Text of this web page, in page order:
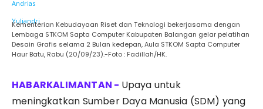
Kementerian Kebudayaan Riset dan Teknologi bekerjasama dengan
Lembaga STKOM Sapta Computer Kabupaten Balangan gelar pelatihan
Desain Grafis selama 2 Bulan kedepan, Aula STKOM Sapta Computer
Haur Batu, Rabu (20/09/23).-Foto : Fadillah/HK.
Upaya untuk
meningkatkan Sumber Daya Manusia (SDM) yang